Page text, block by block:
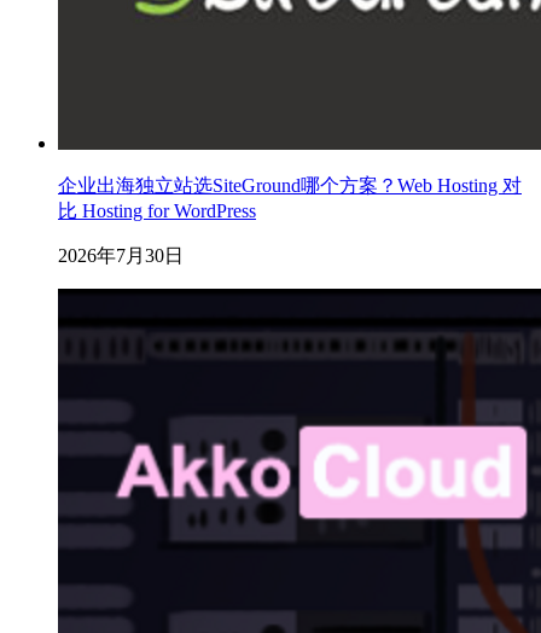
企业出海独立站选SiteGround哪个方案？Web Hosting 对
比 Hosting for WordPress
2026年7月30日